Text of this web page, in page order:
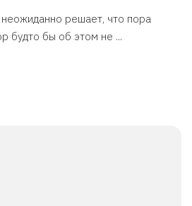
решает, что пора
будто бы об этом не ...